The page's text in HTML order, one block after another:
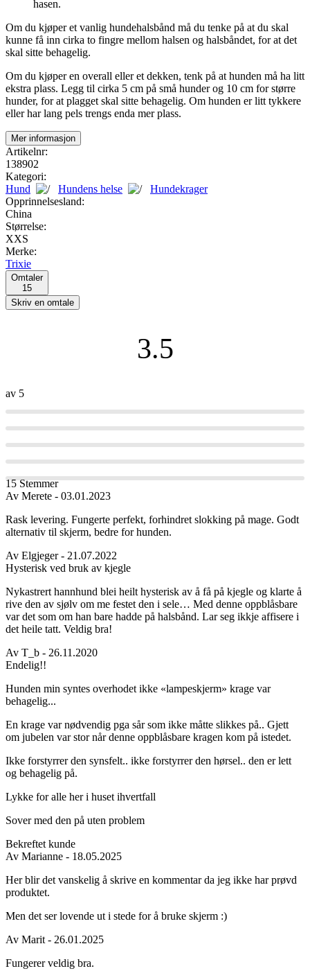
hasen.
Om du kjøper et vanlig hundehalsbånd må du tenke på at du skal
kunne få inn cirka to fingre mellom halsen og halsbåndet, for at det
skal sitte behagelig.
Om du kjøper en overall eller et dekken, tenk på at hunden må ha litt
ekstra plass. Legg til cirka 5 cm på små hunder og 10 cm for større
hunder, for at plagget skal sitte behagelig. Om hunden er litt tykkere
eller har lang pels trengs enda mer plass.
Mer informasjon
Artikelnr:
138902
Kategori:
Hund
Hundens helse
Hundekrager
Opprinnelsesland:
China
Størrelse:
XXS
Merke:
Trixie
Omtaler
15
3.5
av 5
15 Stemmer
Av Merete - 03.01.2023
Rask levering. Fungerte perfekt, forhindret slokking på mage. Godt
alternativ til skjerm, bedre for hunden.
Av Elgjeger- 21.07.2022
Hysterisk ved bruk av kjegle
Nykastrert hannhund blei heilt hysterisk av å få på kjegle og klarte å
rive den av sjølv om me festet den i sele… Med denne oppblåsbare
var det som om han bare hadde på halsbånd. Lar seg ikkje affisere i
det heile tatt. Veldig bra!
Av T_b - 26.11.2020
Endelig!!
Hunden min syntes overhodet ikke «lampeskjerm» krage var
behagelig...
En krage var nødvendig pga sår som ikke måtte slikkes på.. Gjett
om jubelen var stor når denne oppblåsbare kragen kom på istedet.
Ikke forstyrrer den synsfelt.. ikke forstyrrer den hørsel.. den er lett
og behagelig på.
Lykke for alle her i huset ihvertfall
Sover med den på uten problem
Bekreftet kunde
Av Marianne - 18.05.2025
Her blir det vanskelig å skrive en kommentar da jeg ikke har prøvd
produktet.
Men det ser lovende ut i stede for å bruke skjerm :)
Av Marit - 26.01.2025
Fungerer veldig bra.